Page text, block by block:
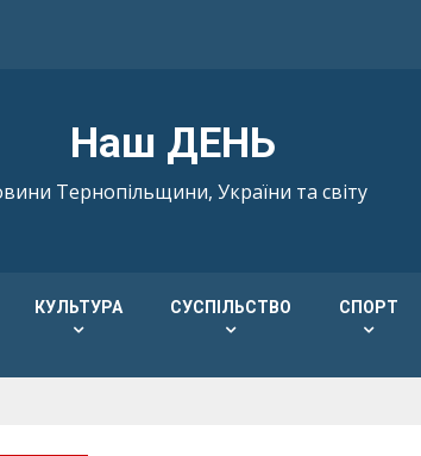
Наш ДЕНЬ
Тернопільщини, України та світу
КУЛЬТУРА СУСПІЛЬСТВО СПОРТ